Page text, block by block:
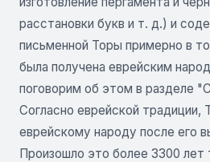
расстановки букв и т. д.) и
письменной Торы примерно в
была получена еврейским
поговорим об этом в разделе
Согласно еврейской традиции,
еврейскому народу после его
Произошло это более 3300 лет